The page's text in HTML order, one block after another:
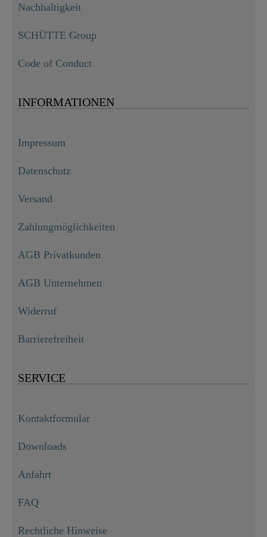
Nachhaltigkeit
SCHÜTTE Group
Code of Conduct
INFORMATIONEN
Impressum
Datenschutz
Versand
Zahlungmöglichkeiten
AGB Privatkunden
AGB Unternehmen
Widerruf
Barrierefreiheit
SERVICE
Kontaktformular
Downloads
Anfahrt
FAQ
Rechtliche Hinweise